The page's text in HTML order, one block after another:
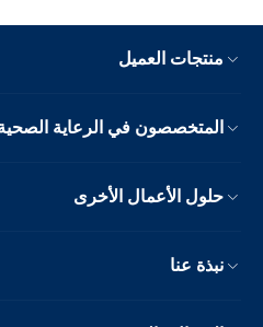
منتجات العميل
المتخصصون في الرعاية الصحية
حلول الأعمال الأخرى
نبذة عنا